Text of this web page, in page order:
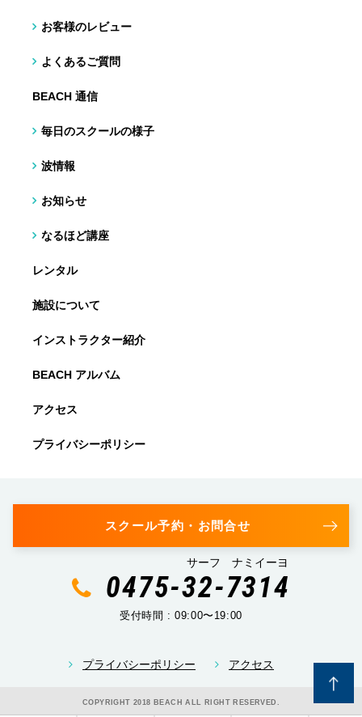
お客様のレビュー
よくあるご質問
BEACH 通信
毎日のスクールの様子
波情報
お知らせ
なるほど講座
レンタル
施設について
インストラクター紹介
BEACH アルバム
アクセス
プライバシーポリシー
スクール予約・お問合せ
サーフ ナミイーヨ
0475-32-7314
受付時間 : 09:00〜19:00
プライバシーポリシー アクセス
COPYRIGHT 2018 BEACH ALL RIGHT RESERVED.